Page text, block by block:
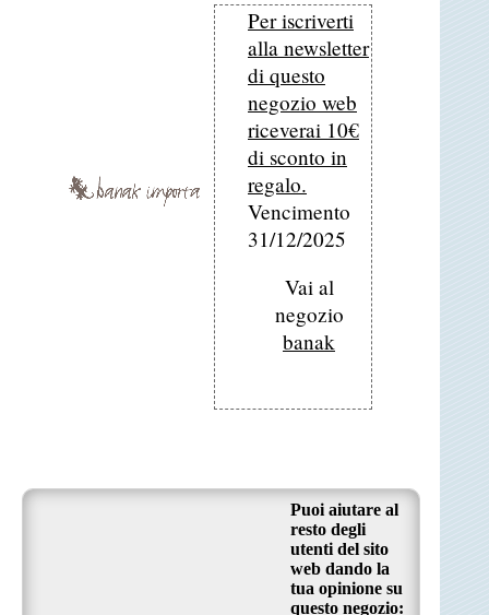
Per iscriverti
alla newsletter
di questo
negozio web
riceverai 10€
di sconto in
regalo.
Vencimento
31/12/2025
Vai al
negozio
banak
Puoi aiutare al
resto degli
utenti del sito
web dando la
tua opinione su
questo negozio: